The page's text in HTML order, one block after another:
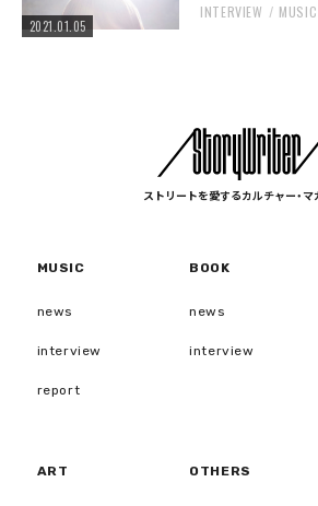
2021.01.05
INTERVIEW MUSIC
ストリートを愛するカルチャー・マ
MUSIC
news
interview
report
BOOK
news
interview
ART OTHERS